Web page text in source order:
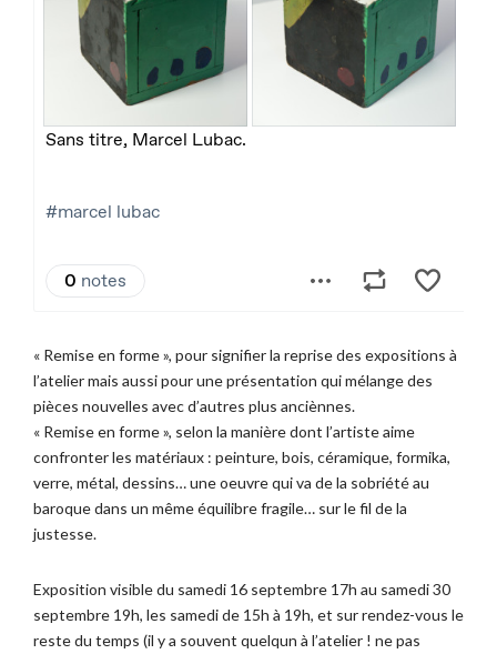
« Remise en forme », pour signifier la reprise des expositions à
l’atelier mais aussi pour une présentation qui mélange des
pièces nouvelles avec d’autres plus anciènnes.
« Remise en forme », selon la manière dont l’artiste aime
confronter les matériaux : peinture, bois, céramique, formika,
verre, métal, dessins… une oeuvre qui va de la sobriété au
baroque dans un même équilibre fragile… sur le fil de la
justesse.
Exposition visible du samedi 16 septembre 17h au samedi 30
septembre 19h, les samedi de 15h à 19h, et sur rendez-vous le
reste du temps (il y a souvent quelqun à l’atelier ! ne pas